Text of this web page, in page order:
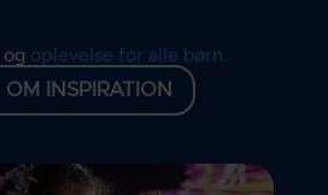
og oplevelse for alle børn.
OM INSPIRATION